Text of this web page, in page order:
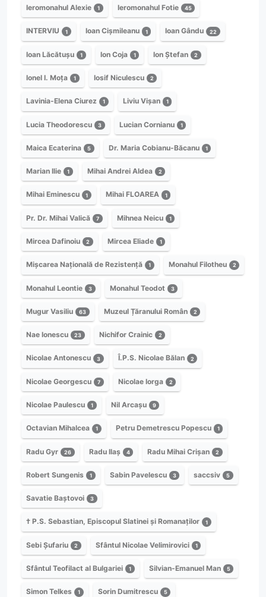
Ieromonahul Alexie 1 Ieromonahul Fotie 45
INTERVIU 1 Ioan Cișmileanu 1 Ioan Gându 22
Ioan Lăcătușu 1 Ion Coja 1 Ion Ștefan 2
Ionel I. Moța 1 Iosif Niculescu 2
Lavinia-Elena Ciurez 1 Liviu Vișan 1
Lucia Theodorescu 3 Lucian Cornianu 1
Maica Ecaterina 5 Dr. Maria Cobianu-Băcanu 1
Marian Ilie 1 Mihai Andrei Aldea 2
Mihai Eminescu 1 Mihai FLOAREA 1
Pr. Dr. Mihai Valică 7 Mihnea Neicu 1
Mircea Dafinoiu 2 Mircea Eliade 1
Mișcarea Națională de Rezistență 1 Monahul Filotheu 2
Monahul Leontie 3 Monahul Teodot 3
Mugur Vasiliu 63 Muzeul Țăranului Român 2
Nae Ionescu 23 Nichifor Crainic 2
Nicolae Antonescu 3 Î.P.S. Nicolae Bălan 2
Nicolae Georgescu 7 Nicolae Iorga 2
Nicolae Paulescu 1 Nil Arcașu 9
Octavian Mihalcea 1 Petru Demetrescu Popescu 1
Radu Gyr 26 Radu Ilaș 4 Radu Mihai Crișan 2
Robert Sungenis 1 Sabin Pavelescu 3 saccsiv 5
Savatie Baștovoi 3
† P.S. Sebastian, Episcopul Slatinei și Romanaților 1
Sebi Șufariu 2 Sfântul Nicolae Velimirovici 1
Sfântul Teofilact al Bulgariei 1 Silvian-Emanuel Man 5
Simon Telkes 1 Sorin Dumitrescu 5